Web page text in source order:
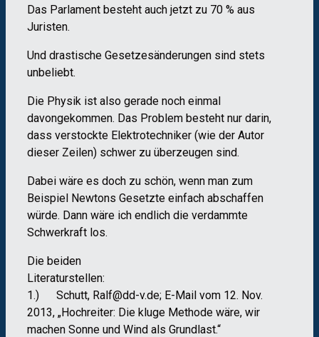
Das Parlament besteht auch jetzt zu 70 % aus
Juristen.
Und drastische Gesetzesänderungen sind stets
unbeliebt.
Die Physik ist also gerade noch einmal
davongekommen. Das Problem besteht nur darin,
dass verstockte Elektrotechniker (wie der Autor
dieser Zeilen) schwer zu überzeugen sind.
Dabei wäre es doch zu schön, wenn man zum
Beispiel Newtons Gesetzte einfach abschaffen
würde. Dann wäre ich endlich die verdammte
Schwerkraft los.
Die beiden
1.) Schutt, Ralf@dd-v.de; E-Mail vom 12. Nov.
2013, „Hochreiter: Die kluge Methode wäre, wir
machen Sonne und Wind als Grundlast.“